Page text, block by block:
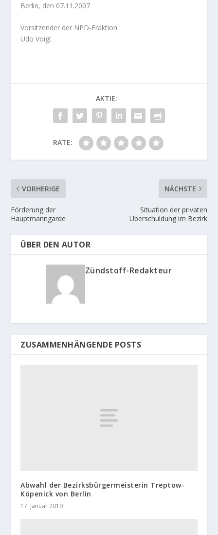
Berlin, den 07.11.2007
Vorsitzender der NPD-Fraktion
Udo Voigt
AKTIE:
RATE:
VORHERIGE
Förderung der
Hauptmanngarde
NÄCHSTE
Situation der privaten
Überschuldung im Bezirk
ÜBER DEN AUTOR
Zündstoff-Redakteur
ZUSAMMENHÄNGENDE POSTS
Abwahl der Bezirksbürgermeisterin Treptow-
Köpenick von Berlin
17. Januar 2010